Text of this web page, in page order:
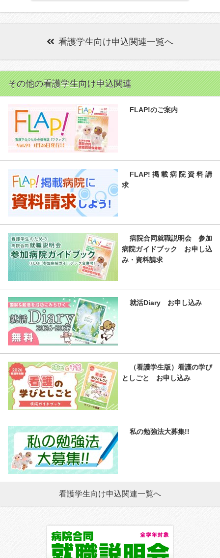
看護学生向け申込関連一覧へ
その他の看護学生向け申込関連
FLAP!のご案内
FLAP!掲載病院資料請
求
病院合同就職説明会 参加
病院ガイドブック お申し込
み・資料請求
就活Diary お申し込み
（看護学生版）看護の学び
としごと お申し込み
私の勉強法大募集!!
看護学生向け申込関連一覧へ